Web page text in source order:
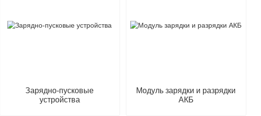
Зарядно-пусковые
устройства
Модуль зарядки и разрядки
АКБ